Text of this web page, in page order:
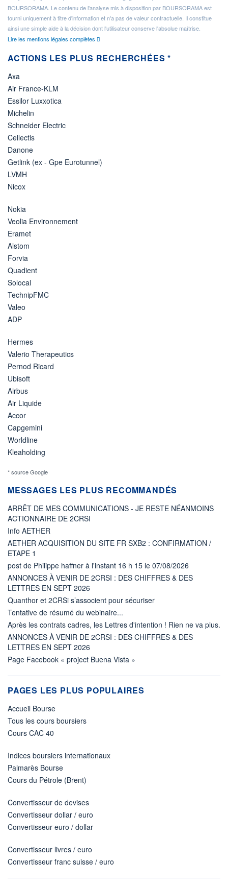
BOURSORAMA. Le contenu de l'analyse mis à disposition par BOURSORAMA est
fourni uniquement à titre d'information et n'a pas de valeur contractuelle. Il constitue
ainsi une simple aide à la décision dont l'utilisateur conserve l'absolue maîtrise.
Lire les mentions légales complètes
ACTIONS LES PLUS RECHERCHÉES *
Axa
Air France-KLM
Essilor Luxxotica
Michelin
Schneider Electric
Cellectis
Danone
Getlink (ex - Gpe Eurotunnel)
LVMH
Nicox
Nokia
Veolia Environnement
Eramet
Alstom
Forvia
Quadient
Solocal
TechnipFMC
Valeo
ADP
Hermes
Valerio Therapeutics
Pernod Ricard
Ubisoft
Airbus
Air Liquide
Accor
Capgemini
Worldline
Kleaholding
* source Google
MESSAGES LES PLUS RECOMMANDÉS
ARRÊT DE MES COMMUNICATIONS - JE RESTE NÉANMOINS
ACTIONNAIRE DE 2CRSI
Info AETHER
AETHER ACQUISITION DU SITE FR SXB2 : CONFIRMATION /
ETAPE 1
post de Philippe haffner à l'instant 16 h 15 le 07/08/2026
ANNONCES À VENIR DE 2CRSI : DES CHIFFRES & DES
LETTRES EN SEPT 2026
Quanthor et 2CRSi s’associent pour sécuriser
Tentative de résumé du webinaire...
Après les contrats cadres, les Lettres d'intention ! Rien ne va plus.
ANNONCES À VENIR DE 2CRSI : DES CHIFFRES & DES
LETTRES EN SEPT 2026
Page Facebook « project Buena Vista »
PAGES LES PLUS POPULAIRES
Accueil Bourse
Tous les cours boursiers
Cours CAC 40
Indices boursiers internationaux
Palmarès Bourse
Cours du Pétrole (Brent)
Convertisseur de devises
Convertisseur dollar / euro
Convertisseur euro / dollar
Convertisseur livres / euro
Convertisseur franc suisse / euro